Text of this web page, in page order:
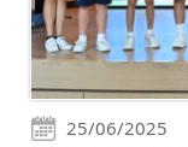
25/06/2025